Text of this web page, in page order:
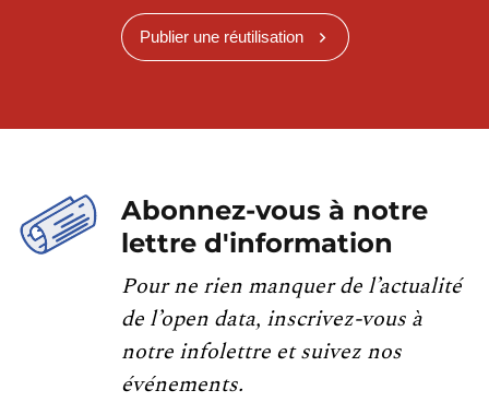
Publier une réutilisation
Abonnez-vous à notre
lettre d'information
Pour ne rien manquer de l’actualité
de l’open data, inscrivez-vous à
notre infolettre et suivez nos
événements.